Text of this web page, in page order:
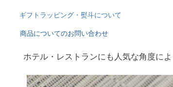
ギフトラッピング・熨斗について
商品についてのお問い合わせ
ホテル・レストランにも人気な角度